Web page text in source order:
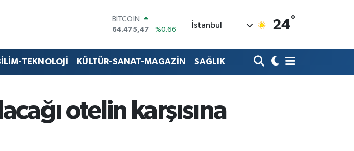
BITCOIN
64.475,47
%0.66
47,5971
%0.05
EURO
GRAM ALTIN
6527.85
%0.54
İstanbul 24°
TEKNOLOJİ KÜLTÜR-SANAT-MAGAZİN SAĞLIK
otelin karşısına